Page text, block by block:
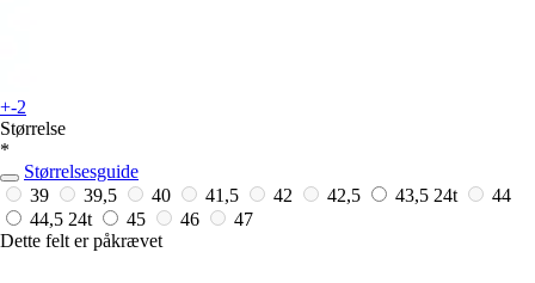
+-2
Størrelse
*
Størrelsesguide
39
39,5 40 41,5 42 42,5 43,5 24t
44
44,5 24t 45 46
47
Dette felt er påkrævet